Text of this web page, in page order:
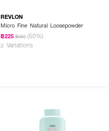
REVLON
Micro Fine Natural Loosepowder
฿225 ฿450 (50%)
2 Variations